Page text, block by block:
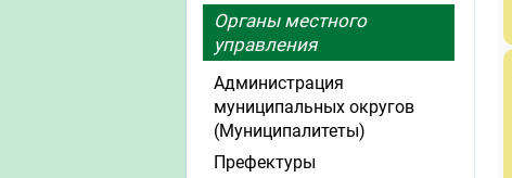
Органы местного
управления
Администрация
муниципальных округов
(Муниципалитеты)
Префектуры